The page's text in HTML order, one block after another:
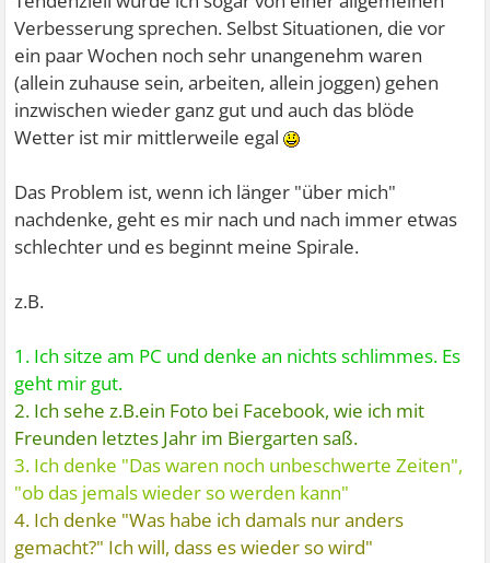
Verbesserung sprechen. Selbst Situationen, die vor
ein paar Wochen noch sehr unangenehm waren
(allein zuhause sein, arbeiten, allein joggen) gehen
inzwischen wieder ganz gut und auch das blöde
Wetter ist mir mittlerweile egal
Das Problem ist, wenn ich länger "über mich"
nachdenke, geht es mir nach und nach immer etwas
schlechter und es beginnt meine Spirale.
z.B.
1. Ich sitze am PC und denke an nichts schlimmes. Es
geht mir gut.
2. Ich sehe z.B.ein Foto bei Facebook, wie ich mit
Freunden letztes Jahr im Biergarten saß.
3. Ich denke "Das waren noch unbeschwerte Zeiten",
"ob das jemals wieder so werden kann"
4. Ich denke "Was habe ich damals nur anders
gemacht?" Ich will, dass es wieder so wird"